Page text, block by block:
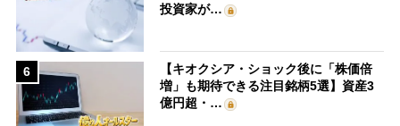
投資家が…
6
【キオクシア・ショック後に「株価倍
増」も期待できる注目銘柄5選】資産3
億円超・…